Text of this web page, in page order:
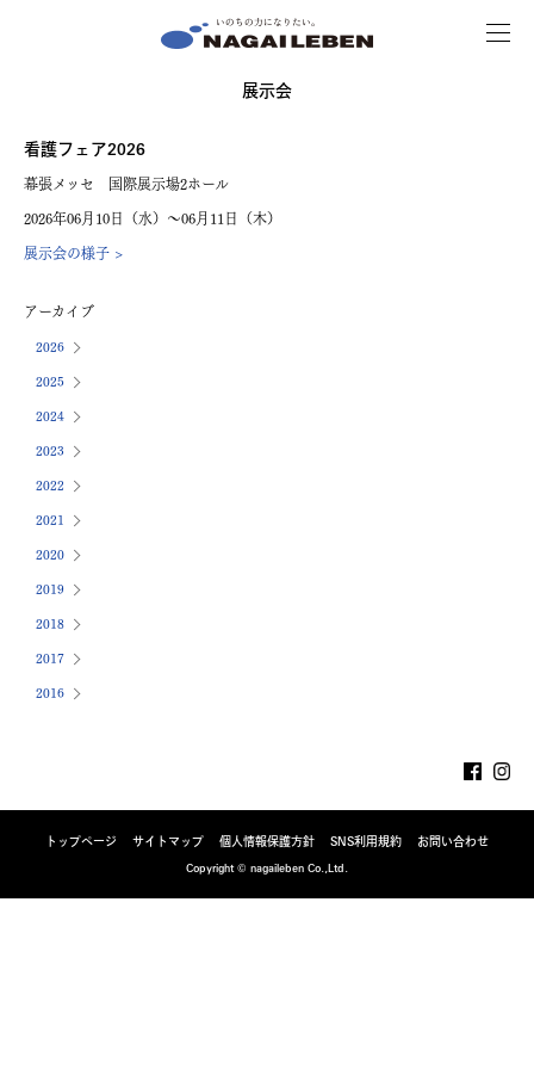
MENU
展示会
看護フェア2026
幕張メッセ 国際展示場2ホール
2026年06月10日（水）〜06月11日（木）
展示会の様子 >
アーカイブ
2026
2025
2024
2023
2022
2021
2020
2019
2018
2017
2016
トップページ サイトマップ 個人情報保護方針 SNS利用規約
お問い合わせ
Copyright © nagaileben Co.,Ltd.